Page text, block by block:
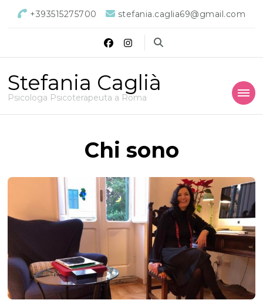
+393515275700 stefania.caglia69@gmail.com
Stefania Caglià
Psicologa Psicoterapeuta a Roma
Chi sono